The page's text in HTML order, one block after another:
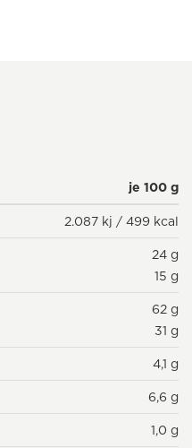
je 100 g
2.087 kj / 499 kcal
24 g
15 g
62 g
31 g
4,1 g
6,6 g
1,0 g